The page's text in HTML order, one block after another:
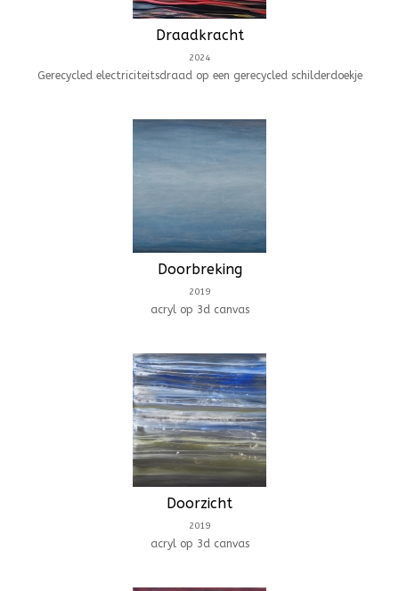
Draadkracht
2024
Gerecycled electriciteitsdraad op een gerecycled schilderdoekje
Doorbreking
2019
acryl op 3d canvas
Doorzicht
2019
acryl op 3d canvas